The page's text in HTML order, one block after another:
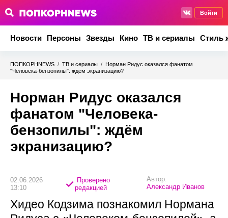
Войти
Новости Персоны Звезды Кино ТВ и сериалы Стиль
ПОПКОРНNEWS / ТВ и сериалы / Норман Ридус оказался фанатом
"Человека-бензопилы": ждём экранизацию?
Норман Ридус оказался
фанатом "Человека-
бензопилы": ждём
экранизацию?
02.06.2026
13:10
Проверено
редакцией
Автор:
Александр Иванов
Хидео Кодзима познакомил Нормана